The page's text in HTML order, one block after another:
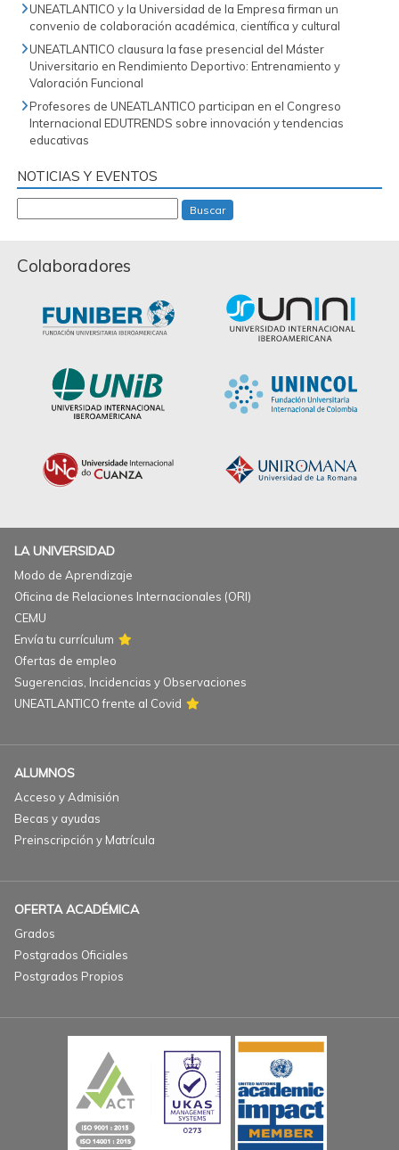
UNEATLANTICO y la Universidad de la Empresa firman un
convenio de colaboración académica, científica y cultural
UNEATLANTICO clausura la fase presencial del Máster
Universitario en Rendimiento Deportivo: Entrenamiento y
Valoración Funcional
Profesores de UNEATLANTICO participan en el Congreso
Internacional EDUTRENDS sobre innovación y tendencias
educativas
NOTICIAS Y EVENTOS
Buscar
Colaboradores
LA UNIVERSIDAD
Modo de Aprendizaje
Oficina de Relaciones Internacionales (ORI)
CEMU
Envía tu currículum
Ofertas de empleo
Sugerencias, Incidencias y Observaciones
UNEATLANTICO frente al Covid
ALUMNOS
Acceso y Admisión
Becas y ayudas
Preinscripción y Matrícula
OFERTA ACADÉMICA
Grados
Postgrados Oficiales
Postgrados Propios